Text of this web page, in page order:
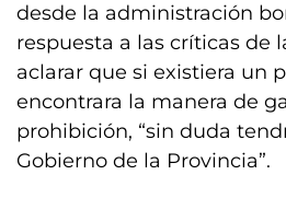
desde la administración
respuesta a las críticas de
aclarar que si existiera un
encontrara la manera de
prohibición, “sin duda
Gobierno de la Provincia”.